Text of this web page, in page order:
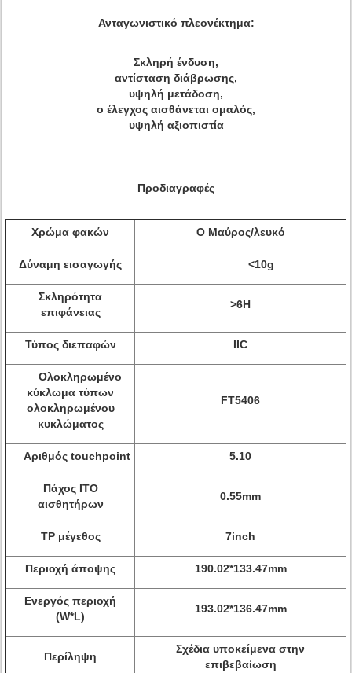
Ανταγωνιστικό πλεονέκτημα:
Σκληρή ένδυση,
αντίσταση διάβρωσης,
υψηλή μετάδοση,
ο έλεγχος αισθάνεται ομαλός,
υψηλή αξιοπιστία
Προδιαγραφές
Χρώμα φακών Ο Μαύρος/λευκό
Δύναμη εισαγωγής <10g
Σκληρότητα
επιφάνειας
>6H
Τύπος διεπαφών IIC
Ολοκληρωμένο
κύκλωμα τύπων
ολοκληρωμένου
κυκλώματος
FT5406
Αριθμός touchpoint 5.10
Πάχος ITO
αισθητήρων
0.55mm
TP μέγεθος 7inch
Περιοχή άποψης 190.02*133.47mm
Ενεργός περιοχή
(W*L)
193.02*136.47mm
Περίληψη
Σχέδια υποκείμενα στην
επιβεβαίωση